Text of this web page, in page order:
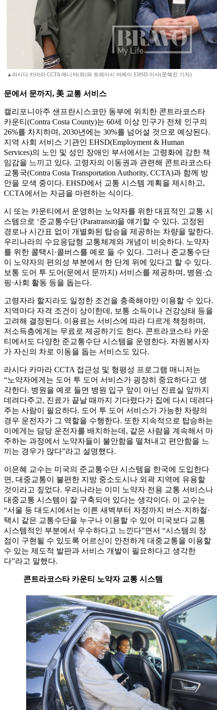
▲라시다 카마라 CCTA 매니저(좌)와 트레이시 머레이 EHSD 이사(문혜진 기자)
문에서 문까지, 美 교통 서비스
캘리포니아주 샌프란시스코만 동부에 위치한 콘트라코스타
카운티(Contra Costa County)는 60세 이상 인구가 전체 인구의
26%를 차지하며, 2030년에는 30%를 넘어설 것으로 예상된다.
지역 사회 서비스 기관인 EHSD(Employment & Human
Services)의 노인 및 성인 장애인 부서에서는 고령화에 강한 책
임감을 느끼고 있다. 고령자의 이동권과 관련해 콘트라코스타
교통국(Contra Costa Transportation Authority, CCTA)과 함께 방
안을 모색 중이다. EHSD에서 교통 시스템 계획을 제시하고,
CCTA에서는 자금을 마련하는 식이다.
시 또는 카운티에서 운영하는 노약자를 위한 대표적인 교통 시
스템으로 ‘준교통수단’(Paratransit)을 얘기할 수 있다. 고정된
경로나 시간표 없이 개별화된 탑승을 제공하는 차량을 말한다.
우리나라의 수요응답형 교통체계와 개념이 비슷하다. 노약자
를 위한 콜택시·콜버스를 예로 들 수 있다. 그러나 준교통수단
이 노약자의 편의성 부분에서 한 단계 위에 있다고 할 수 있다.
보통 도어 투 도어(문에서 문까지) 서비스를 제공하며, 병원·쇼
핑·사회 활동 등을 돕는다.
고령자라 할지라도 일정한 조건을 충족해야만 이용할 수 있다.
지역마다 자격 조건이 상이한데, 보통 소득이나 건강상태 등을
고려해 결정된다. 이용료는 서비스에 따라 다르게 책정하며,
저소득층에게는 무료로 제공하기도 한다. 콘트라코스타 카운
티에서도 다양한 준교통수단 시스템을 운영한다. 자원봉사자
가 자신의 차로 이동을 돕는 서비스도 있다.
라시다 카마라 CCTA 접근성 및 형평성 프로그램 매니저는
“노약자에게는 도어 투 도어 서비스가 굉장히 중요하다고 생
각한다. 병원을 예로 들면 병원 입구 앞이 아닌 진료실 앞까지
데려다주고, 진료가 끝날 때까지 기다렸다가 집에 다시 데려다
주는 사람이 필요하다. 도어 투 도어 서비스가 가능한 차량의
경우 운전자가 그 역할을 수행한다. 또한 지속적으로 탑승하는
이에게는 담당 운전자를 배치하는데, 같은 사람을 계속해서 마
주하는 과정에서 노약자들이 불안함을 떨쳐내고 편안함을 느
끼는 경우가 많다”라고 설명했다.
이은혜 교수는 미국의 준교통수단 시스템을 한국에 도입한다
면, 대중교통이 불편한 지방 중소도시나 외곽 지역에 유용할
것이라고 짚었다. 우리나라는 이미 노약자 전용 교통 서비스나
대중교통 시스템이 잘 구축되어 있다는 생각이다. 이 교수는
“서울 등 대도시에서는 이른 새벽부터 자정까지 버스·지하철·
택시 같은 교통수단을 누구나 이용할 수 있어 미국보다 교통
시스템적인 부분에서 우수하다고 느낀다”면서 “시스템의 장
점이 구현될 수 있도록 어르신이 안전하게 대중교통을 이용할
수 있는 제도적 발판과 서비스 개발이 필요하다고 생각한
다”라고 말했다.
콘트라코스타 카운티 노약자 교통 시스템